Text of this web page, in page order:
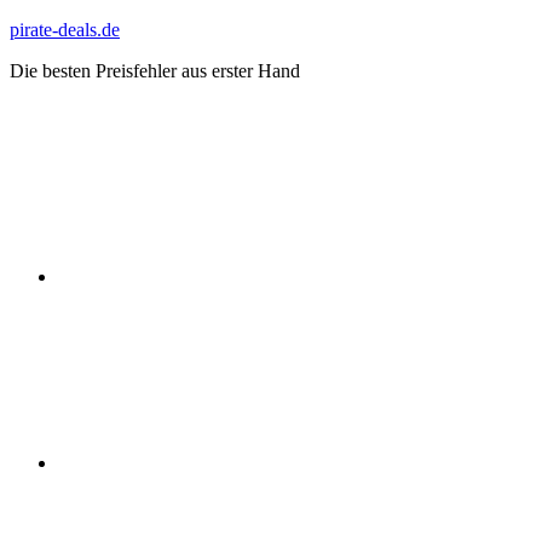
Zum
springen
pirate-deals.de
Die besten Preisfehler aus erster Hand